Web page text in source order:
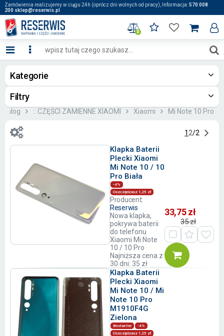
Zamówienia realizujemy w ciągu 24h (oprócz dni wolnych od pracy), Informacja:570 008
200 sklep@reserwis.pl
0
Kategorie
Filtry
:: CZĘŚCI ZAMIENNE XIAOMI Xiaomi Mi Note 10 Pro
1 2/2
Klapka Baterii
Plecki Xiaomi
Mi Note 10 / 10
Pro Biała
-4%
Oszczędzasz 1,25 zł
Producent:
Reserwis
Nowa klapka,
pokrywa baterii
do telefonu
Xiaomi Mi Note
10 / 10 Pro
Najniższa cena z
30 dni: 35 zł
33,75 zł
35 zł
Klapka Baterii
Plecki Xiaomi
Mi Note 10 / Mi
Note 10 Pro
M1910F4G
Zielona
Bestseller
-4%
Oszczędzasz 1,25 zł